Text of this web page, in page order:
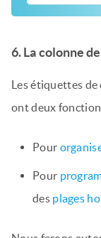
6. La colonne
Les étiquettes de
ont deux
Pour
Pour
des plages